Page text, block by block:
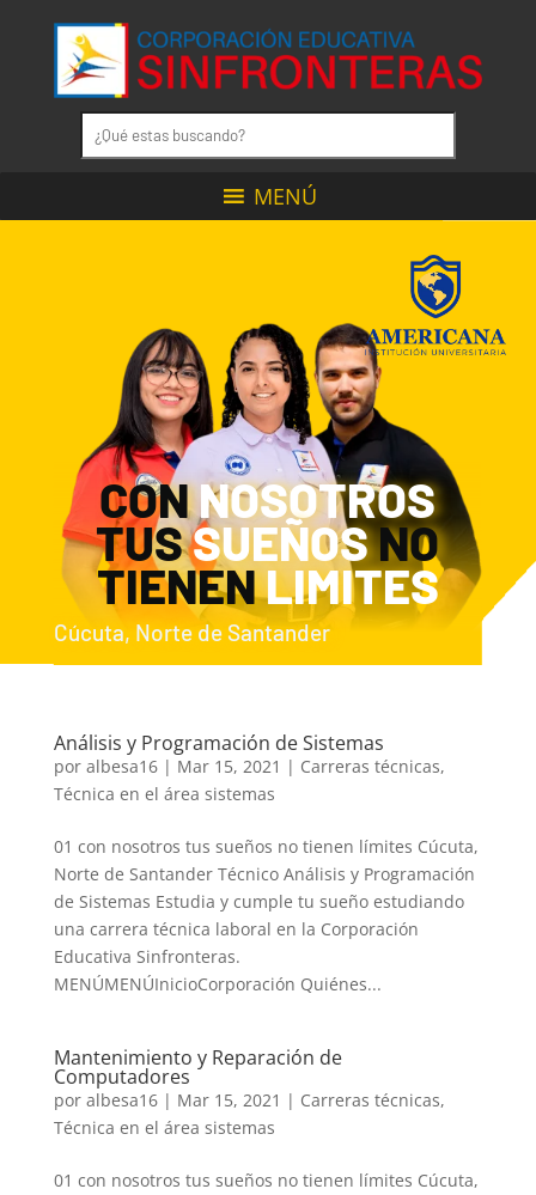
MENÚ
CONNOSOTROS
TUSSUEÑOSNO
TIENENLIMITES
Cúcuta, Norte de Santander
Análisis y Programación de Sistemas
por albesa16| Mar 15, 2021 | Carreras técnicas,
Técnica en el área sistemas
01 con nosotros tus sueños no tienen límites Cúcuta,
Norte de Santander Técnico Análisis y Programación
de Sistemas Estudia y cumple tu sueño estudiando
una carrera técnica laboral en la Corporación
Educativa Sinfronteras.
MENÚMENÚInicioCorporación Quiénes...
Mantenimiento y Reparación de
Computadores
por albesa16| Mar 15, 2021 | Carreras técnicas,
Técnica en el área sistemas
01 con nosotros tus sueños no tienen límites Cúcuta,